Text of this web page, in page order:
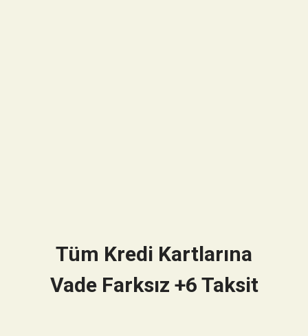
Tüm Kredi Kartlarına
Vade Farksız +6 Taksit